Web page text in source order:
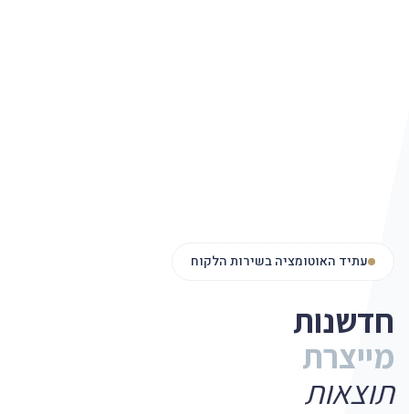
עתיד האוטומציה בשירות הלקוח
חדשנות
מייצרת
תוצאות